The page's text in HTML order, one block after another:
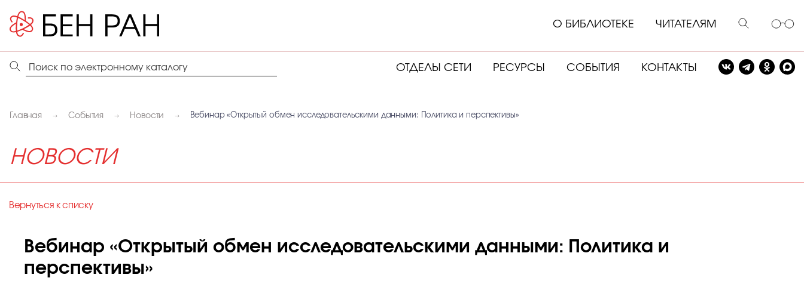
О БИБЛИОТЕКЕ ЧИТАТЕЛЯМ
ОТДЕЛЫ СЕТИ РЕСУРСЫ СОБЫТИЯ КОНТАКТЫ
Главная События Новости Вебинар «Открытый обмен исследовательскими данными: Политика и перспективы»
НОВОСТИ
Вернуться к списку
Вебинар «Открытый обмен исследовательскими данными: Политика и
перспективы»